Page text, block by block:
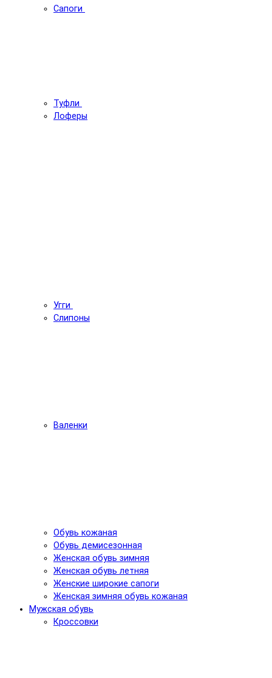
Сапоги
Туфли
Лоферы
Угги
Слипоны
Валенки
Обувь кожаная
Обувь демисезонная
Женская обувь зимняя
Женская обувь летняя
Женские широкие сапоги
Женская зимняя обувь кожаная
Мужская обувь
Кроссовки